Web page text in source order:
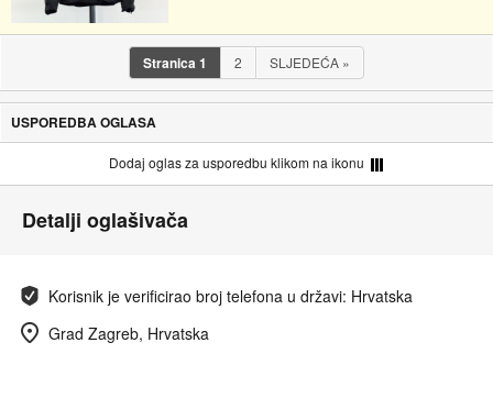
Stranica1 2 SLJEDEĆA »
USPOREDBA OGLASA
Dodaj oglas za usporedbu klikom na ikonu
Detalji oglašivača
Korisnik je verificirao broj telefona u državi: Hrvatska
Grad Zagreb, Hrvatska